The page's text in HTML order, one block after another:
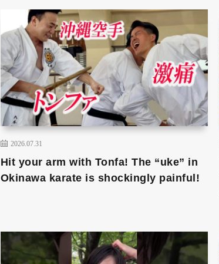
2026.07.31
Hit your arm with Tonfa! The “uke” in
Okinawa karate is shockingly painful!